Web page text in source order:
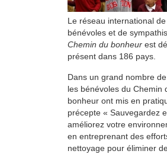
Le réseau international de
bénévoles et de
Chemin du bonheur est
présent dans 186 pays.
Dans un grand nombre de
les bénévoles du Chemin
bonheur ont mis en
précepte « Sauvegardez
améliorez votre
en entreprenant des
nettoyage pour éliminer